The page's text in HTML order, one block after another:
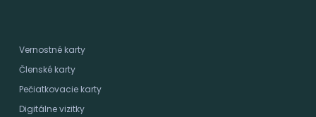
Vernostné karty
Členské karty
Pečiatkovacie karty
Digitálne vizitky